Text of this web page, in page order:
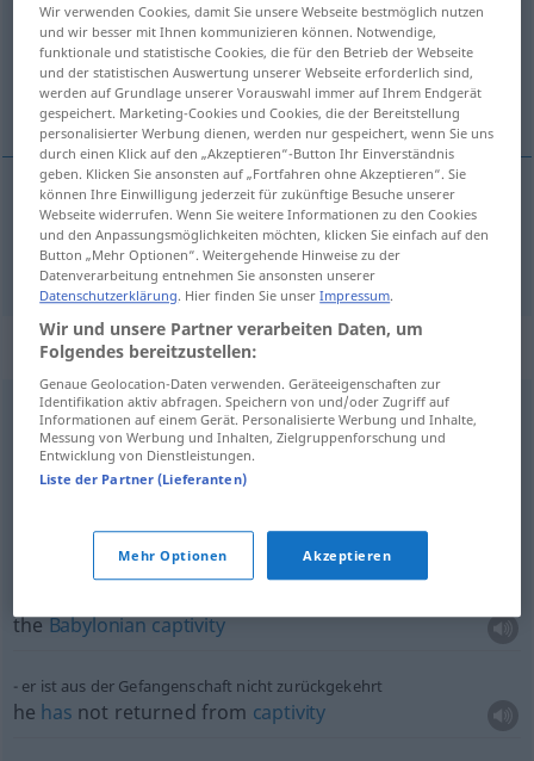
Übersicht aller Übersetzungen
(Für mehr Details die Übersetzung anklicken/antippen)
captivity
captivity Gefangenschaft
Beispielsätze für "Gefangenschaft"
jemandesBefreiungaus der Gefangenschaft
sb’sreleasefromcaptivity
takenprisoner
theBabyloniancaptivity
er ist aus der Gefangenschaft nicht zurückgekehrt
he has not returned from captivity
Wir verwenden Cookies, damit Sie unsere Webseite bestmöglich nutzen
und wir besser mit Ihnen kommunizieren können. Notwendige,
funktionale und statistische Cookies, die für den Betrieb der Webseite
und der statistischen Auswertung unserer Webseite erforderlich sind,
werden auf Grundlage unserer Vorauswahl immer auf Ihrem Endgerät
gespeichert. Marketing-Cookies und Cookies, die der Bereitstellung
personalisierter Werbung dienen, werden nur gespeichert, wenn Sie uns
durch einen Klick auf den „Akzeptieren“-Button Ihr Einverständnis
geben. Klicken Sie ansonsten auf „Fortfahren ohne Akzeptieren“. Sie
können Ihre Einwilligung jederzeit für zukünftige Besuche unserer
Webseite widerrufen. Wenn Sie weitere Informationen zu den Cookies
und den Anpassungsmöglichkeiten möchten, klicken Sie einfach auf den
Button „Mehr Optionen“. Weitergehende Hinweise zu der
Datenverarbeitung entnehmen Sie ansonsten unserer
Datenschutzerklärung. Hier finden Sie unserImpressum.
Wir und unsere Partner verarbeiten Daten, um
Folgendes bereitzustellen:
Genaue Geolocation-Daten verwenden. Geräteeigenschaften zur
Identifikation aktiv abfragen. Speichern von und/oder Zugriff auf
Informationen auf einem Gerät. Personalisierte Werbung und Inhalte,
Messung von Werbung und Inhalten, Zielgruppenforschung und
Entwicklung von Dienstleistungen.
Liste der Partner (Lieferanten)
Mehr Optionen Akzeptieren